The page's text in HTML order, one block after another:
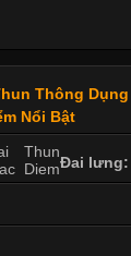
Thông
Nổi Bật
Đai lưng: